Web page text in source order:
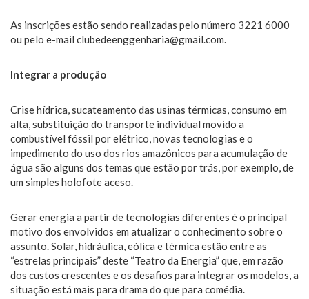
As inscrições estão sendo realizadas pelo número 3221 6000
ou pelo e-mail clubedeenggenharia@gmail.com.
Integrar a produção
Crise hídrica, sucateamento das usinas térmicas, consumo em
alta, substituição do transporte individual movido a
combustível fóssil por elétrico, novas tecnologias e o
impedimento do uso dos rios amazônicos para acumulação de
água são alguns dos temas que estão por trás, por exemplo, de
um simples holofote aceso.
Gerar energia a partir de tecnologias diferentes é o principal
motivo dos envolvidos em atualizar o conhecimento sobre o
assunto. Solar, hidráulica, eólica e térmica estão entre as
“estrelas principais” deste “Teatro da Energia” que, em razão
dos custos crescentes e os desafios para integrar os modelos, a
situação está mais para drama do que para comédia.